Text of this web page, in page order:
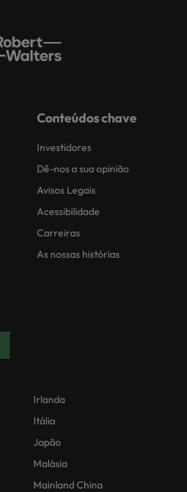
Conteúdos chave
Investidores
Dê-nos a sua opinião
Avisos Legais
Acessibilidade
Carreiras
As nossas histórias
Irlanda
Itália
Japão
Malásia
Mainland China